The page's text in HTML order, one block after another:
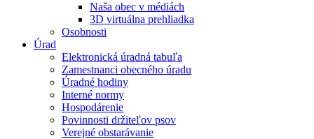
Naša obec v médiách
3D virtuálna prehliadka
Osobnosti
Úrad
Elektronická úradná tabuľa
Zamestnanci obecného úradu
Úradné hodiny
Interné normy
Hospodárenie
Povinnosti držiteľov psov
Verejné obstarávanie